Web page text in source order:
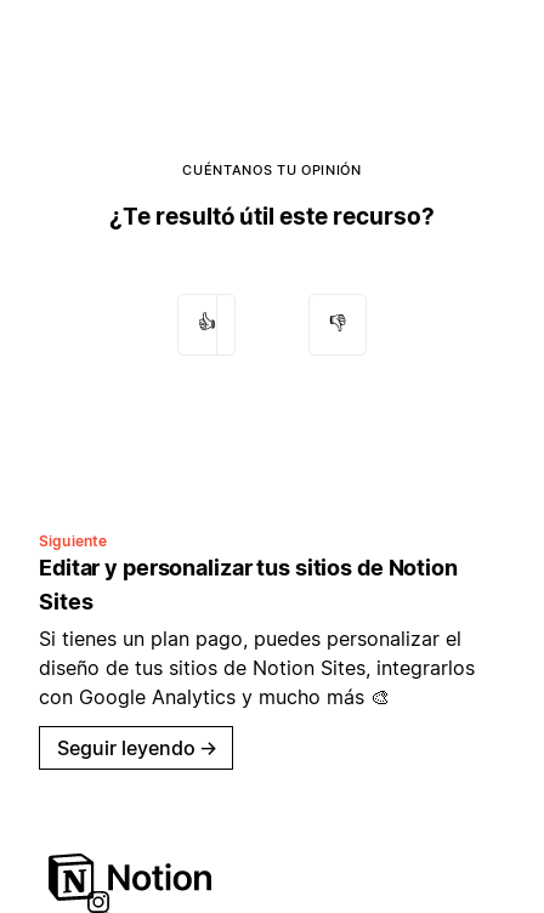
CUÉNTANOS TU OPINIÓN
¿Te resultó útil este recurso?
👍 👎
Siguiente
Editar y personalizar tus sitios de Notion
Sites
Si tienes un plan pago, puedes personalizar el
diseño de tus sitios de Notion Sites, integrarlos
con Google Analytics y mucho más 🎨
Seguir leyendo →